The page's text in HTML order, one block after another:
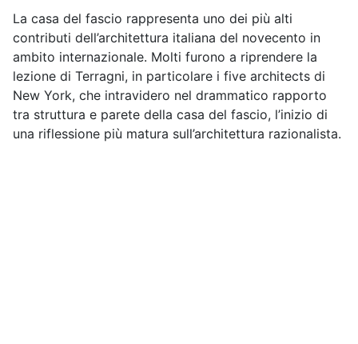
La casa del fascio rappresenta uno dei più alti
contributi dell’architettura italiana del novecento in
ambito internazionale. Molti furono a riprendere la
lezione di Terragni, in particolare i five architects di
New York, che intravidero nel drammatico rapporto
tra struttura e parete della casa del fascio, l’inizio di
una riflessione più matura sull’architettura razionalista.